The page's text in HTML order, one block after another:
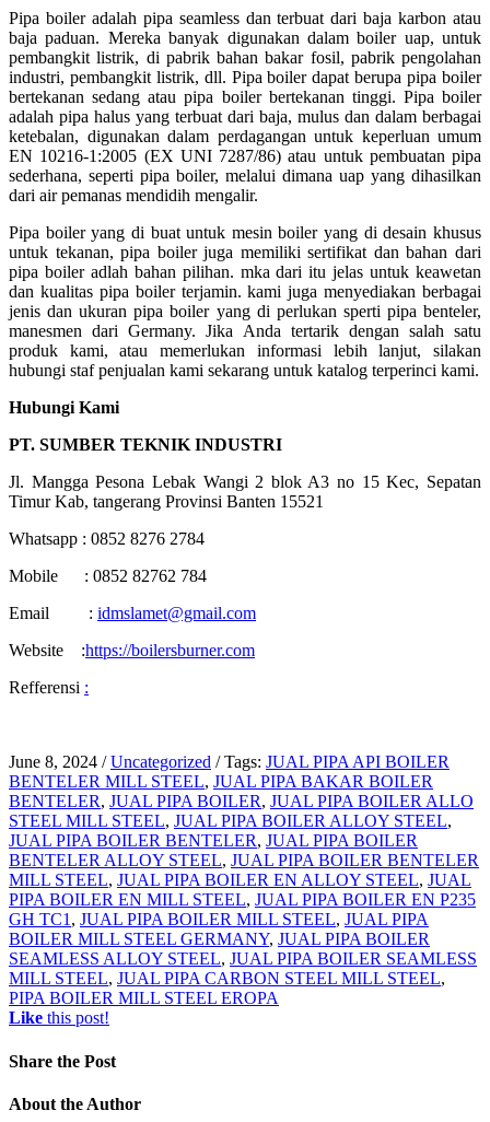
Pipa boiler adalah pipa seamless dan terbuat dari baja karbon atau
baja paduan. Mereka banyak digunakan dalam boiler uap, untuk
pembangkit listrik, di pabrik bahan bakar fosil, pabrik pengolahan
industri, pembangkit listrik, dll. Pipa boiler dapat berupa pipa boiler
bertekanan sedang atau pipa boiler bertekanan tinggi. Pipa boiler
adalah pipa halus yang terbuat dari baja, mulus dan dalam berbagai
ketebalan, digunakan dalam perdagangan untuk keperluan umum
EN 10216-1:2005 (EX UNI 7287/86) atau untuk pembuatan pipa
sederhana, seperti pipa boiler, melalui dimana uap yang dihasilkan
dari air pemanas mendidih mengalir.
Pipa boiler yang di buat untuk mesin boiler yang di desain khusus
untuk tekanan, pipa boiler juga memiliki sertifikat dan bahan dari
pipa boiler adlah bahan pilihan. mka dari itu jelas untuk keawetan
dan kualitas pipa boiler terjamin. kami juga menyediakan berbagai
jenis dan ukuran pipa boiler yang di perlukan sperti pipa benteler,
manesmen dari Germany. Jika Anda tertarik dengan salah satu
produk kami, atau memerlukan informasi lebih lanjut, silakan
hubungi staf penjualan kami sekarang untuk katalog terperinci kami.
Hubungi Kami
PT. SUMBER TEKNIK INDUSTRI
Jl. Mangga Pesona Lebak Wangi 2 blok A3 no 15 Kec, Sepatan
Timur Kab, tangerang Provinsi Banten 15521
Whatsapp : 0852 8276 2784
Mobile : 0852 82762 784
Email : idmslamet@gmail.com
Website :https://boilersburner.com
Refferensi :
June 8, 2024 / Uncategorized / Tags: JUAL PIPA API BOILER
BENTELER MILL STEEL, JUAL PIPA BAKAR BOILER
BENTELER, JUAL PIPA BOILER, JUAL PIPA BOILER ALLO
STEEL MILL STEEL, JUAL PIPA BOILER ALLOY STEEL,
JUAL PIPA BOILER BENTELER, JUAL PIPA BOILER
BENTELER ALLOY STEEL, JUAL PIPA BOILER BENTELER
MILL STEEL, JUAL PIPA BOILER EN ALLOY STEEL, JUAL
PIPA BOILER EN MILL STEEL, JUAL PIPA BOILER EN P235
GH TC1 , JUAL PIPA BOILER MILL STEEL, JUAL PIPA
BOILER MILL STEEL GERMANY, JUAL PIPA BOILER
SEAMLESS ALLOY STEEL, JUAL PIPA BOILER SEAMLESS
MILL STEEL, JUAL PIPA CARBON STEEL MILL STEEL,
PIPA BOILER MILL STEEL EROPA
Like this post!
Share the Post
About the Author